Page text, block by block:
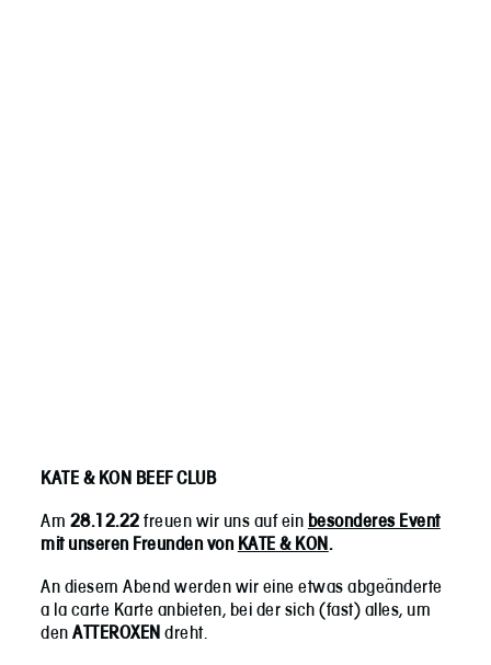
KATE & KON BEEF CLUB
Am 28.12.22 freuen wir uns auf ein besonderes Event
mit unseren Freunden von KATE & KON.
An diesem Abend werden wir eine etwas abgeänderte
a la carte Karte anbieten, bei der sich (fast) alles, um
denATTEROXEN dreht.